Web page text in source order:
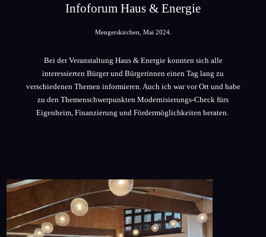
Infoforum Haus & Energie
Mengerskirchen, Mai 2024.
Bei der Veranstaltung Haus & Energie konnten sich alle
interessierten Bürger und Bürgerinnen einen Tag lang zu
verschiedenen Themen informieren. Auch ich war vor Ort und habe
zu den Themenschwerpunkten Modernisierungs-Check fürs
Eigenheim, Finanzierung und Fördermöglichkeiten beraten.